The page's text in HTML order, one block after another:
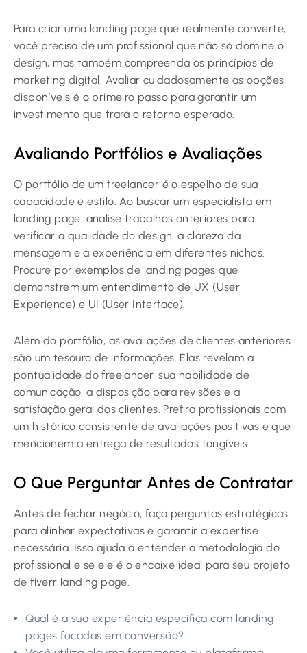
Para criar uma landing page que realmente converte,
você precisa de um profissional que não só domine o
design, mas também compreenda os princípios de
marketing digital. Avaliar cuidadosamente as opções
disponíveis é o primeiro passo para garantir um
investimento que trará o retorno esperado.
Avaliando Portfólios e Avaliações
O portfólio de um freelancer é o espelho de sua
capacidade e estilo. Ao buscar um especialista em
landing page, analise trabalhos anteriores para
verificar a qualidade do design, a clareza da
mensagem e a experiência em diferentes nichos.
Procure por exemplos de landing pages que
demonstrem um entendimento de UX (User
Experience) e UI (User Interface).
Além do portfólio, as avaliações de clientes anteriores
são um tesouro de informações. Elas revelam a
pontualidade do freelancer, sua habilidade de
comunicação, a disposição para revisões e a
satisfação geral dos clientes. Prefira profissionais com
um histórico consistente de avaliações positivas e que
mencionem a entrega de resultados tangíveis.
O Que Perguntar Antes de Contratar
Antes de fechar negócio, faça perguntas estratégicas
para alinhar expectativas e garantir a expertise
necessária. Isso ajuda a entender a metodologia do
profissional e se ele é o encaixe ideal para seu projeto
de fiverr landing page.
Qual é a sua experiência específica com landing
pages focadas em conversão?